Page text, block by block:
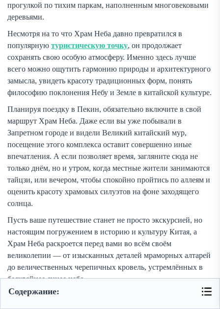
Содержание:
прогулкой по тихим паркам, наполненным многовековыми
деревьями.
Несмотря на то что Храм Неба давно превратился в
популярную туристическую точку, он продолжает
сохранять свою особую атмосферу. Именно здесь лучше
всего можно ощутить гармонию природы и архитектурного
замысла, увидеть красоту традиционных форм, понять
философию поклонения Небу и Земле в китайской культуре.
Планируя поездку в Пекин, обязательно включите в свой
маршрут Храм Неба. Даже если вы уже побывали в
Запретном городе и видели Великий китайский мур,
посещение этого комплекса оставит совершенно иные
впечатления. А если позволяет время, загляните сюда не
только днём, но и утром, когда местные жители занимаются
тайцзи, или вечером, чтобы спокойно пройтись по аллеям и
оценить красоту храмовых силуэтов на фоне заходящего
солнца.
Пусть ваше путешествие станет не просто экскурсией, но
настоящим погружением в историю и культуру Китая, а
Храм Неба раскроется перед вами во всём своём
великолепии — от изысканных деталей мраморных алтарей
до величественных черепичных кровель, устремлённых в
бескрайнее синее небо.
Фото в статье: